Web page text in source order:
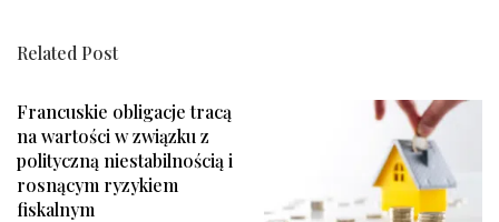
Related Post
Francuskie obligacje tracą
na wartości w związku z
polityczną niestabilnością i
rosnącym ryzykiem
fiskalnym